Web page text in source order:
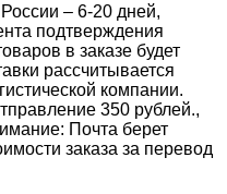
– 6-20 дней,
подтверждения
в заказе будет
рассчитывается
компании.
350 рублей.,
Почта берет
заказа за перевод